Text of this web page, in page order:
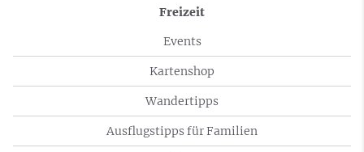
Freizeit
Events
Kartenshop
Wandertipps
Ausflugstipps für Familien